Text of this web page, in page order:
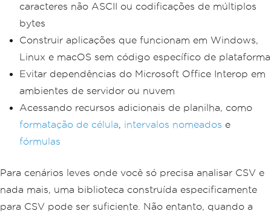
caracteres não ASCII ou codificações de múltiplos
bytes
Construir aplicações que funcionam em Windows,
Linux e macOS sem código específico de plataforma
Evitar dependências do Microsoft Office Interop em
ambientes de servidor ou nuvem
Acessando recursos adicionais de planilha, como
formatação de célula, intervalos nomeados e
fórmulas
Para cenários leves onde você só precisa analisar CSV e
nada mais, uma biblioteca construída especificamente
para CSV pode ser suficiente. Não entanto, quando a